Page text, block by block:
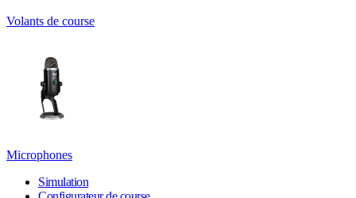
Volants de course
Microphones
Simulation